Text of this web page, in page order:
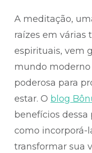
A meditação,
raízes em várias
espirituais, vem
mundo
poderosa para
estar. O blog
benefícios
como incorporá-
transformar sua